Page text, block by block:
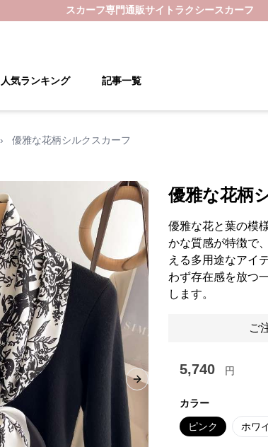
スカーフ専門通販サイト ラクシースカーフ
人気ランキング 記事一覧
› 優雅な花柄シルクスカーフ
Next slide
優雅な花柄
優雅な花と葉の模
かな質感が特徴で
える多用途なアイ
わず存在感を放つ
します。
ご
5,740 円
カラー
ピンク ホワ